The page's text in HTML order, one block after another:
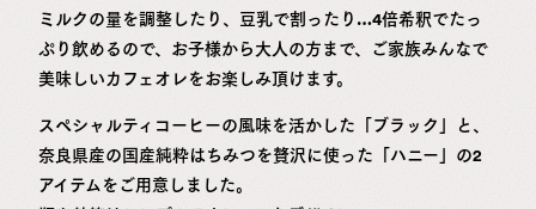
ミルクの量を調整したり、豆乳で割ったり…4倍希釈でたっ
ぷり飲めるので、お子様から大人の方まで、ご家族みんなで
美味しいカフェオレをお楽しみ頂けます。
スペシャルティコーヒーの風味を活かした「ブラック」と、
奈良県産の国産純粋はちみつを贅沢に使った「ハニー」の2
アイテムをご用意しました。